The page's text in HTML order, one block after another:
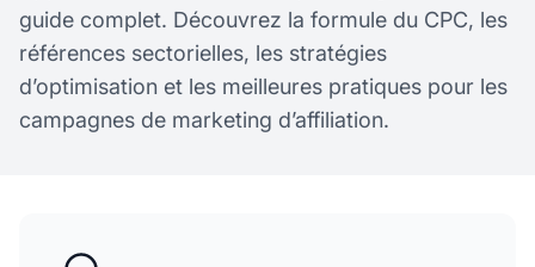
guide complet. Découvrez la formule du CPC, les
références sectorielles, les stratégies
d’optimisation et les meilleures pratiques pour les
campagnes de marketing d’affiliation.